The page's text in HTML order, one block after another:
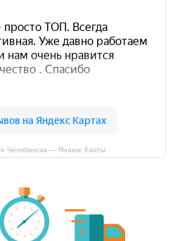
Челябинска — Яндекс Карты